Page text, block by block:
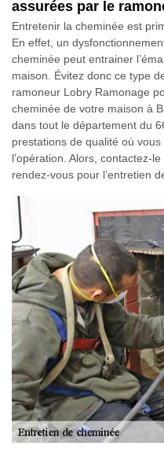
assurées par le
Entretenir la cheminée est
En effet, un
cheminée peut entrainer
maison. Évitez donc ce type
ramoneur Lobry Ramonage
cheminée de votre maison à
dans tout le département du
prestations de qualité où
l’opération. Alors, contactez-
rendez-vous pour l’entretien